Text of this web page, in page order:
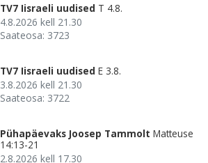
TV7 Iisraeli uudised T 4.8.
4.8.2026 kell 21.30
Saateosa: 3723
TV7 Iisraeli uudised E 3.8.
3.8.2026 kell 21.30
Saateosa: 3722
Pühapäevaks Joosep Tammolt Matteuse
14:13-21
2.8.2026 kell 17.30